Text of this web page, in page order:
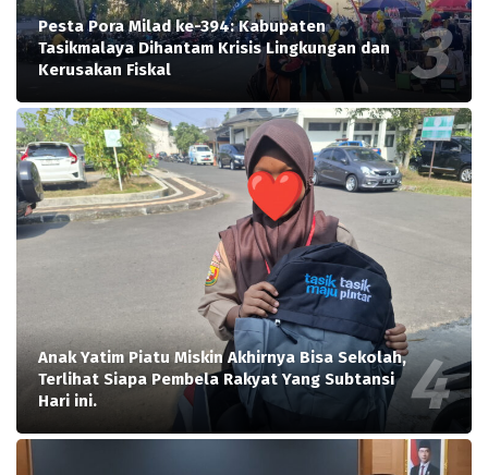
Pesta Pora Milad ke-394: Kabupaten
Tasikmalaya Dihantam Krisis Lingkungan dan
Kerusakan Fiskal
Anak Yatim Piatu Miskin Akhirnya Bisa Sekolah,
Terlihat Siapa Pembela Rakyat Yang Subtansi
Hari ini.